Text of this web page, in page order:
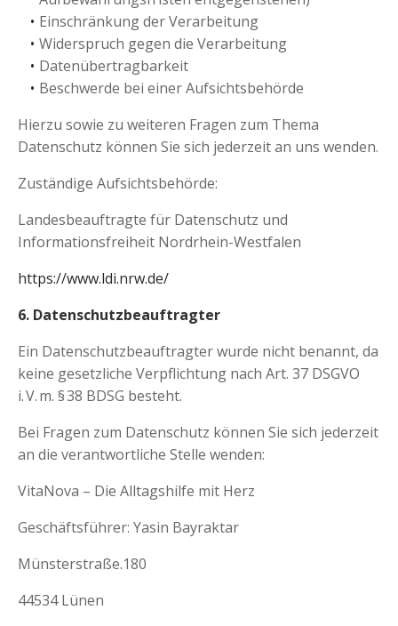
Einschränkung der Verarbeitung
Widerspruch gegen die Verarbeitung
Datenübertragbarkeit
Beschwerde bei einer Aufsichtsbehörde
Hierzu sowie zu weiteren Fragen zum Thema
Datenschutz können Sie sich jederzeit an uns wenden.
Zuständige Aufsichtsbehörde:
Landesbeauftragte für Datenschutz und
Informationsfreiheit Nordrhein-Westfalen
https://www.ldi.nrw.de/
6. Datenschutz­beauftragter
Ein Datenschutzbeauftragter wurde nicht benannt, da
keine gesetzliche Verpflichtung nach Art. 37 DSGVO
i. V. m. § 38 BDSG besteht.
Bei Fragen zum Datenschutz können Sie sich jederzeit
an die verantwortliche Stelle wenden:
VitaNova – Die Alltagshilfe mit Herz
Geschäftsführer: Yasin Bayraktar
Münsterstraße.180
44534 Lünen